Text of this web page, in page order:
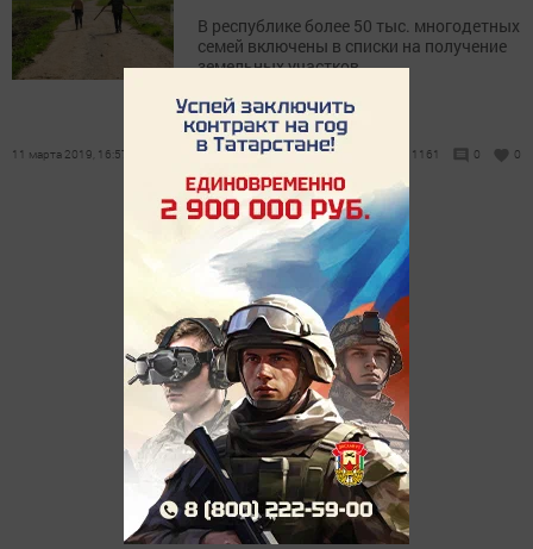
В республике более 50 тыс. многодетных
семей включены в списки на получение
земельных участков.
11 марта 2019, 16:57 1161 0 0